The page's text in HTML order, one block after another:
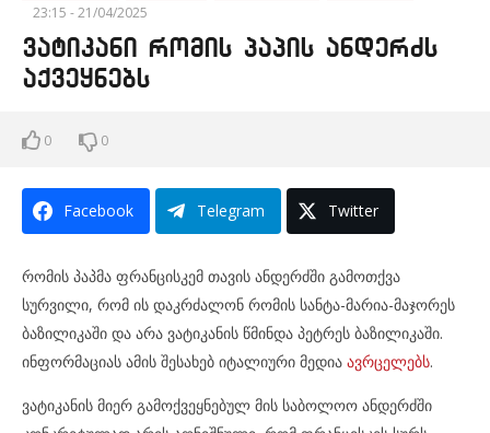
23:15 - 21/04/2025
ვატიკანი რომის პაპის ანდერძს
აქვეყნებს
0 0
Facebook Telegram Twitter
რომის პაპმა ფრანცისკემ თავის ანდერძში გამოთქვა
სურვილი, რომ ის დაკრძალონ რომის სანტა-მარია-მაჯორეს
ბაზილიკაში და არა ვატიკანის წმინდა პეტრეს ბაზილიკაში.
ინფორმაციას ამის შესახებ იტალიური მედია ავრცელებს.
ვატიკანის მიერ გამოქვეყნებულ მის საბოლოო ანდერძში